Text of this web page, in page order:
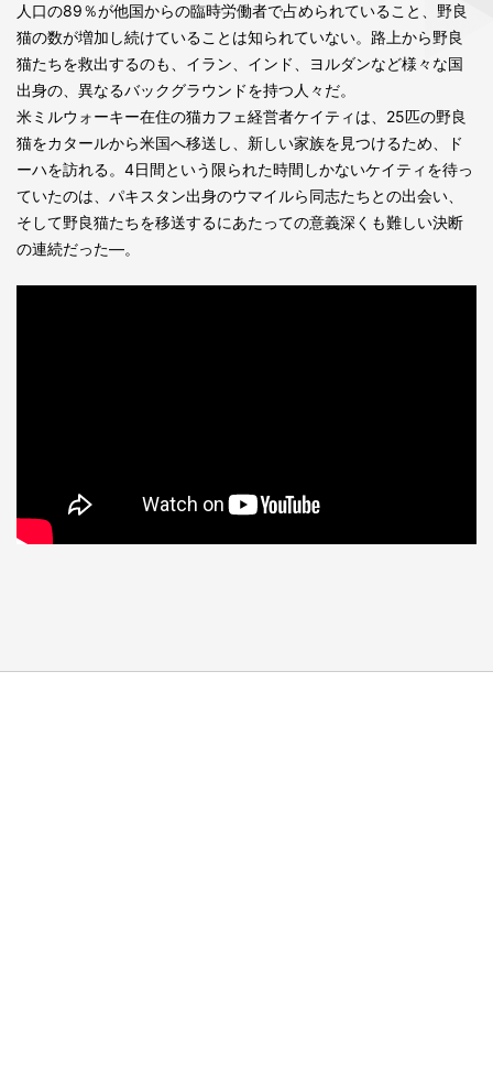
人口の89％が他国からの臨時労働者で占められていること、野良
猫の数が増加し続けていることは知られていない。路上から野良
猫たちを救出するのも、イラン、インド、ヨルダンなど様々な国
出身の、異なるバックグラウンドを持つ人々だ。
米ミルウォーキー在住の猫カフェ経営者ケイティは、25匹の野良
猫をカタールから米国へ移送し、新しい家族を見つけるため、ド
ーハを訪れる。4日間という限られた時間しかないケイティを待っ
ていたのは、パキスタン出身のウマイルら同志たちとの出会い、
そして野良猫たちを移送するにあたっての意義深くも難しい決断
の連続だった―。